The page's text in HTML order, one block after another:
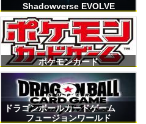
Shadowverse EVOLVE
ポケモンカード
ドラゴンボールカードゲーム
フュージョンワールド